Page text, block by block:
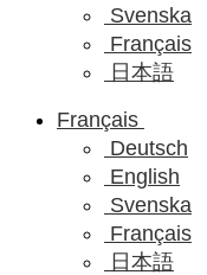
Svenska
Français
日本語
Français
Deutsch
English
Svenska
Français
日本語